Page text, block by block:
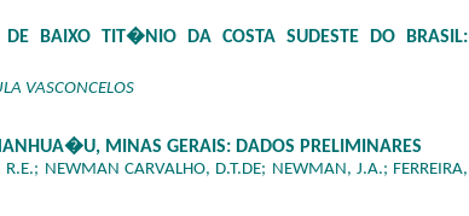
DE BAIXO TIT�NIO DA COSTA SUDESTE DO BRASIL:
VASCONCELOS
MINAS GERAIS: DADOS PRELIMINARES
NEWMAN CARVALHO, D.T.DE; NEWMAN, J.A.; FERREIRA,